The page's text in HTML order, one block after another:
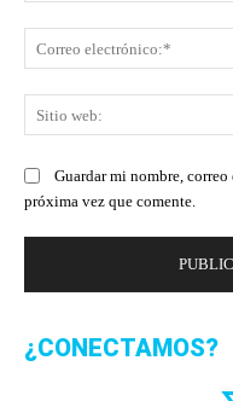
Guardar mi nombre,
próxima vez que comente.
¿CONECTAMOS?